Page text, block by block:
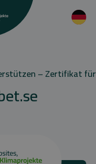
– Zertifikat für